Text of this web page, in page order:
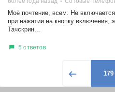
Моё почтение, всем. Не
при нажатии на кнопку включения,
Тачскрин...
5 ответов
179